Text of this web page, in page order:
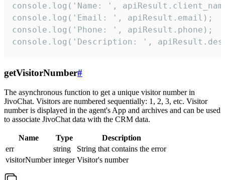
console.log('Name: ',
console.log('Email: ', apiResult.email);
console.log('Phone: ', apiResult.phone);
console.log('Description: ',
getVisitorNumber#
The asynchronous function to get a unique visitor number in
JivoChat. Visitors are numbered sequentially: 1, 2, 3, etc. Visitor
number is displayed in the agent's App and archives and can be used
to associate JivoChat data with the CRM data.
Name Type
Description
err
string
String that contains the error
visitorNumber integer Visitor's number